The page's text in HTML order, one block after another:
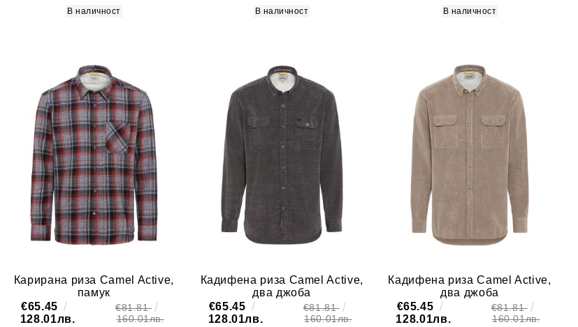
В наличност В наличност В наличност
Карирана риза Camel Active,
памук
€65.45
128.01лв.
€81.81
160.01лв.
Кадифена риза Camel Active,
два джоба
€65.45
128.01лв.
€81.81
160.01лв.
Кадифена риза Camel Active,
два джоба
€65.45
128.01лв.
€81.81
160.01лв.